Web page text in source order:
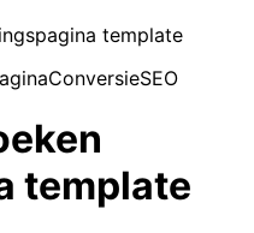
template
ConversieSEO
template